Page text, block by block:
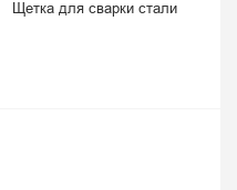
Щетка для сварки стали